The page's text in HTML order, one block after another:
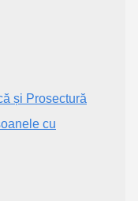
și Prosectură
cu